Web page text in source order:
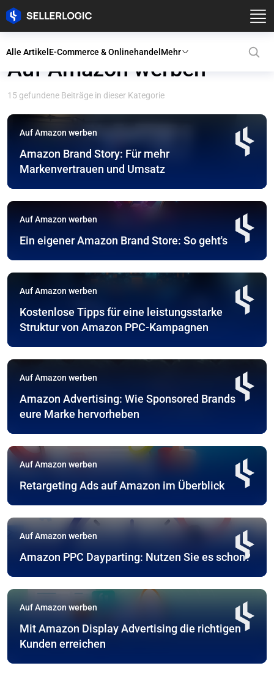
Alle ArtikelE-Commerce & OnlinehandelMehr
Auf Amazon werben
15 gefundene Beiträge in dieser Kategorie
Auf Amazon werben
Amazon Brand Story: Für mehr
Markenvertrauen und Umsatz
Auf Amazon werben
Ein eigener Amazon Brand Store: So geht's
Auf Amazon werben
Kostenlose Tipps für eine leistungsstarke
Struktur von Amazon PPC-Kampagnen
Auf Amazon werben
Amazon Advertising: Wie Sponsored Brands
eure Marke hervorheben
Auf Amazon werben
Retargeting Ads auf Amazon im Überblick
Auf Amazon werben
Amazon PPC Dayparting: Nutzen Sie es schon?
Auf Amazon werben
Mit Amazon Display Advertising die richtigen
Kunden erreichen